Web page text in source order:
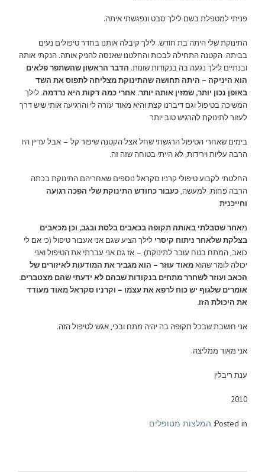
פניתי למטפלת בשם לילך סבט ונפגשתי איתה.
התינוקת שלי היתה בת חודש. לילך קיבלה אותנו בחדר טיפולים נעים
בביתה. הקטנה התחילה לבכות והחלטנו שאנסה להניק אותה. הנקתי אותה
ובנתיים לילך נגעה בה בנקודות שונות. הדבר הראשון שהשתפר פלאים
הוא היניקה – היתה תחושה שהתינוקת מצליחה לתפוס את השד
באופן נכון יותר, שמזין אותה יותר. אחרי כמה דקות היא נרדמה. לילך
המשיכה בטיפול וגם דיברנו קצת והיא מאוד עזרה לי והרגיעה אותי שיש דרך
לעזור לתינוקת להרגיש טוב יותר
בימים שאחרי הטיפול הרגשתי שחל אצל הקטנה שיפור קל – אבל עדיין היו
הרבה עליות וירידות, לא הייתי בטוחה שזה זה.
החלטתי לקבוע טיפולי קרניו סקראל נוספים שאחריהם התינוקת בכתה
הרבה פחות. למעשה,כעבור כחודש התינוקת שלי הפכה רגועה
וחייכנית
מאחר שסבלתי באותה תקופה בכאבים בלסת ובגב, וכן מכאבים
בצלקת שלאחר ניתוח קיסרי לילך הציע שגם אני אעבור טיפול (כי אם לי
כואב, המתח בטח עובר לתינוקת) – אז גם אני עברתי את הטיפול ואני
יכולה לומר שהואמאוד עוזר – הוא מגביר את המודעות לאיזורים של
הכאב ועוזר לשחרר מתחים בנקודות שבהם לא ידעתי שהם מצטברים.
אומרים שלגוף יש כוח לרפא את עצמו – וקרניו סקראל מאוד מעודד
את היכולת הזו.
אני חושבת שבכל תקופה בה יהיה מתח ובכי, אגש לטיפול הזה.
אני מאוד ממליצה.
ענת ריבלין
2010
Posted in: המלצות מטופלים